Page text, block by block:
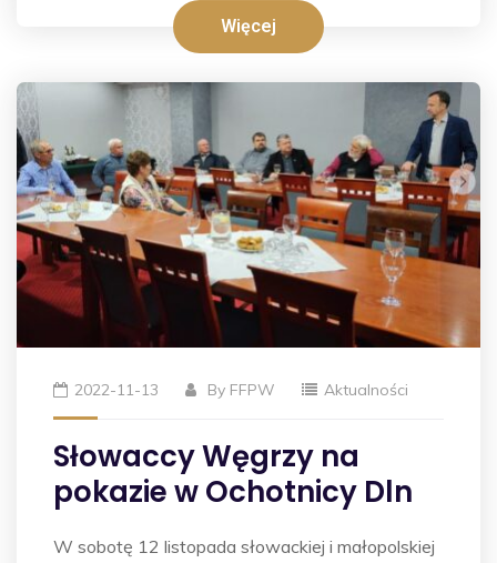
Więcej
2022-11-13 By FFPW Aktualności
Słowaccy Węgrzy na
pokazie w Ochotnicy Dln
W sobotę 12 listopada słowackiej i małopolskiej